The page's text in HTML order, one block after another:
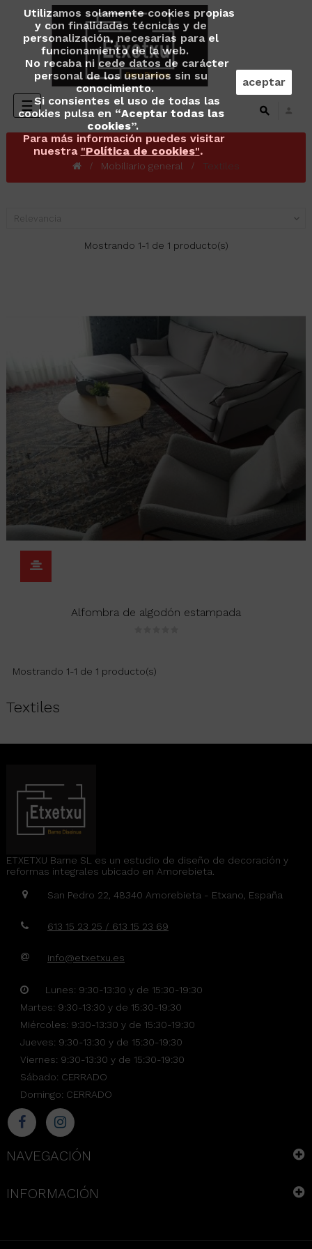
Utilizamos solamente cookies propias
y con finalidades técnicas y de
personalización, necesarias para el
funcionamiento de la web.
No recaba ni cede datos de carácter
personal de los usuarios sin su
conocimiento.
Si consientes el uso de todas las
cookies pulsa en “Aceptar todas las
cookies”.
Para más información puedes visitar
nuestra "Política de cookies".
aceptar
Navegación
de
palanca
☰
Mobiliario general Textiles
Relevancia 
Mostrando 1-1 de 1 producto(s)
Alfombra de algodón estampada
Mostrando 1-1 de 1 producto(s)
Textiles
ETXETXU Barne SL es un estudio de diseño de decoración y
reformas integrales ubicado en Amorebieta.
San Pedro 22, 48340 Amorebieta - Etxano, España
613 15 23 25 / 613 15 23 69
info@etxetxu.es
Lunes: 9:30-13:30 y de 15:30-19:30
Martes: 9:30-13:30 y de 15:30-19:30
Miércoles: 9:30-13:30 y de 15:30-19:30
Jueves: 9:30-13:30 y de 15:30-19:30
Viernes: 9:30-13:30 y de 15:30-19:30
Sábado: CERRADO
Domingo: CERRADO
NAVEGACIÓN
INFORMACIÓN